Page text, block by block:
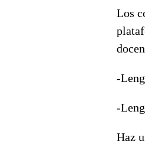
Los
-
-
Haz